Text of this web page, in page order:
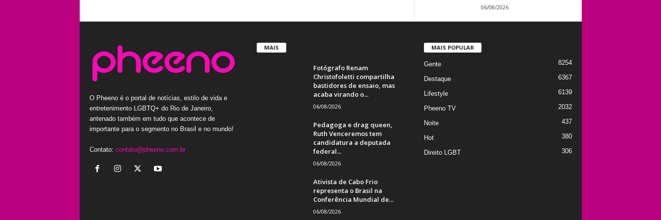
06/08/2026
O Pheeno é o portal de notícias, estilo de vida e
entretenimento LGBTQ+ do Rio de Janeiro,
antenado também em tudo que acontece de
importante para o segmento no Brasil e no mundo!
Contato: contato@pheeno.com.br
MAIS
Fotógrafo Renam
Christofoletti compartilha
bastidores de ensaio, mas
acaba virando o...
06/08/2026
Pedagoga e drag queen,
Ruth Venceremos tem
candidatura a deputada
federal...
06/08/2026
Ativista de Cabo Frio
representa o Brasil na
Conferência Mundial de...
06/08/2026
MAIS POPULAR
Gente 8254
Destaque 6367
Lifestyle 6139
Pheeno TV 2032
Noite 437
Hot 380
Direito LGBT 306